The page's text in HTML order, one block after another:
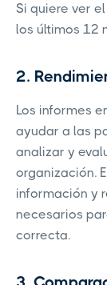
Si quiere ver
los últimos 12
2.
Los informes
ayudar a las
analizar y
organización.
información y
necesarios
correcta.